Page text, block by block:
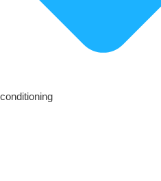
conditioning